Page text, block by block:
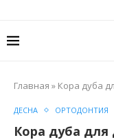
Главная » Кора дуба
ДЕСНА ОРТОДОНТИЯ
Кора дуба для